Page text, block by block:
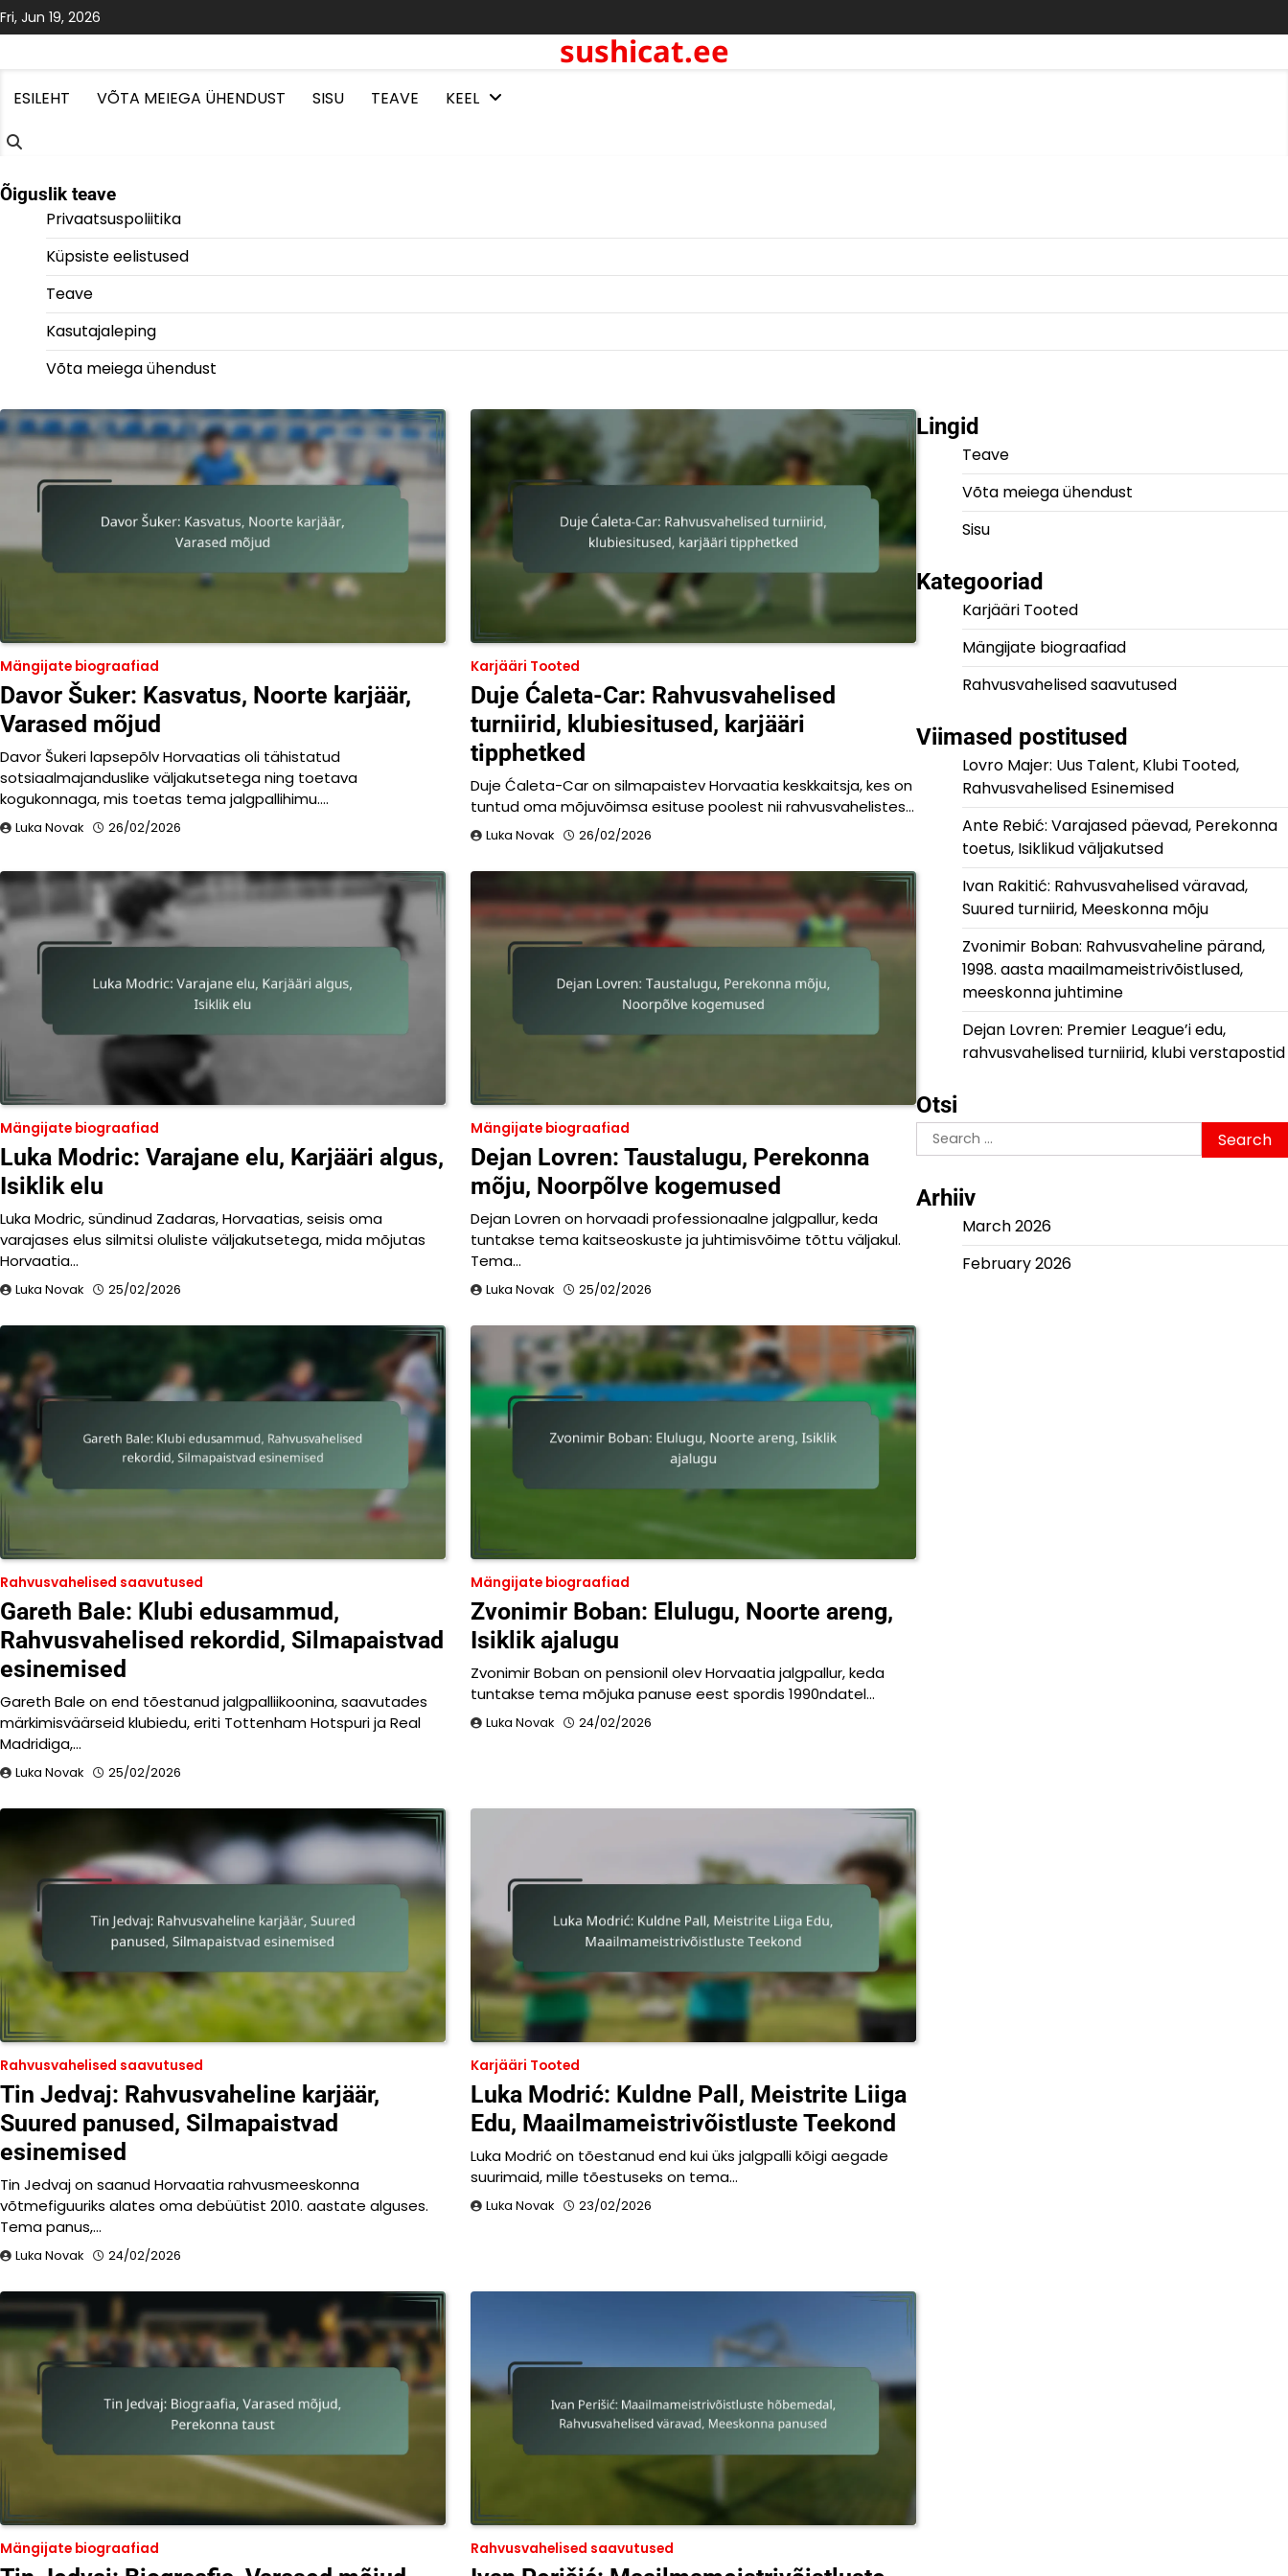
Skip
to
Fri, Jun 19, 2026
sushicat.ee
ESILEHT VÕTA MEIEGA ÜHENDUST SISU TEAVE KEEL
Õiguslik teave
Privaatsuspoliitika
Küpsiste eelistused
Teave
Kasutajaleping
Võta meiega ühendust
Mängijate biograafiad
Davor Šuker: Kasvatus, Noorte karjäär,
Varased mõjud
Davor Šukeri lapsepõlv Horvaatias oli tähistatud
sotsiaalmajanduslike väljakutsetega ning toetava
kogukonnaga, mis toetas tema jalgpallihimu.…
Luka Novak 26/02/2026
Karjääri Tooted
Duje Ćaleta-Car: Rahvusvahelised
turniirid, klubiesitused, karjääri
tipphetked
Duje Ćaleta-Car on silmapaistev Horvaatia keskkaitsja, kes on
tuntud oma mõjuvõimsa esituse poolest nii rahvusvahelistes…
Luka Novak 26/02/2026
Mängijate biograafiad
Luka Modric: Varajane elu, Karjääri algus,
Isiklik elu
Luka Modric, sündinud Zadaras, Horvaatias, seisis oma
varajases elus silmitsi oluliste väljakutsetega, mida mõjutas
Horvaatia…
Luka Novak 25/02/2026
Mängijate biograafiad
Dejan Lovren: Taustalugu, Perekonna
mõju, Noorpõlve kogemused
Dejan Lovren on horvaadi professionaalne jalgpallur, keda
tuntakse tema kaitseoskuste ja juhtimisvõime tõttu väljakul.
Tema…
Luka Novak 25/02/2026
Rahvusvahelised saavutused
Gareth Bale: Klubi edusammud,
Rahvusvahelised rekordid, Silmapaistvad
esinemised
Gareth Bale on end tõestanud jalgpalliikoonina, saavutades
märkimisväärseid klubiedu, eriti Tottenham Hotspuri ja Real
Madridiga,…
Luka Novak 25/02/2026
Mängijate biograafiad
Zvonimir Boban: Elulugu, Noorte areng,
Isiklik ajalugu
Zvonimir Boban on pensionil olev Horvaatia jalgpallur, keda
tuntakse tema mõjuka panuse eest spordis 1990ndatel…
Luka Novak 24/02/2026
Rahvusvahelised saavutused
Tin Jedvaj: Rahvusvaheline karjäär,
Suured panused, Silmapaistvad
esinemised
Tin Jedvaj on saanud Horvaatia rahvusmeeskonna
võtmefiguuriks alates oma debüütist 2010. aastate alguses.
Tema panus,…
Luka Novak 24/02/2026
Karjääri Tooted
Luka Modrić: Kuldne Pall, Meistrite Liiga
Edu, Maailmameistrivõistluste Teekond
Luka Modrić on tõestanud end kui üks jalgpalli kõigi aegade
suurimaid, mille tõestuseks on tema…
Luka Novak 23/02/2026
Mängijate biograafiad Rahvusvahelised saavutused
Lingid
Teave
Võta meiega ühendust
Sisu
Kategooriad
Karjääri Tooted
Mängijate biograafiad
Rahvusvahelised saavutused
Viimased postitused
Lovro Majer: Uus Talent, Klubi Tooted,
Rahvusvahelised Esinemised
Ante Rebić: Varajased päevad, Perekonna
toetus, Isiklikud väljakutsed
Ivan Rakitić: Rahvusvahelised väravad,
Suured turniirid, Meeskonna mõju
Zvonimir Boban: Rahvusvaheline pärand,
1998. aasta maailmameistrivõistlused,
meeskonna juhtimine
Dejan Lovren: Premier League’i edu,
rahvusvahelised turniirid, klubi verstapostid
Otsi
Search
for:
Arhiiv
March 2026
February 2026